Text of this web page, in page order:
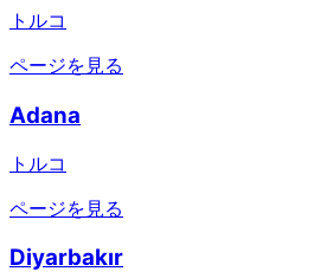
トルコ
ページを見る
Adana
トルコ
ページを見る
Diyarbakır